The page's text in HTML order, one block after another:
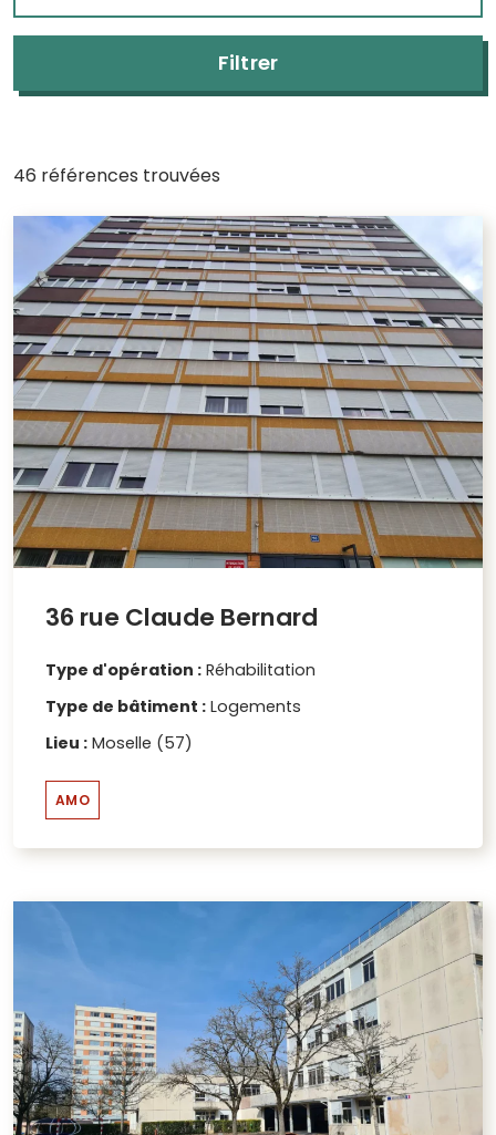
Filtrer
46 références trouvées
36 rue Claude Bernard
Type d'opération :Réhabilitation
Type de bâtiment :Logements
Lieu :Moselle (57)
AMO